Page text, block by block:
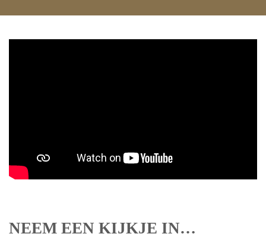
NEEM EEN KIJKJE IN…